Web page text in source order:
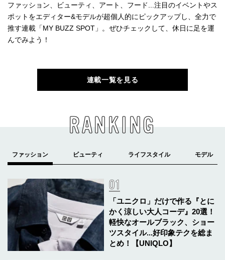
ファッション、ビューティ、アート、フード...注目のイベントやス
ポットをエディター&モデルが超個人的にピックアップし、全力で
推す連載「MY BUZZ SPOT」。ぜひチェックして、休日に足を運
んでみよう！
連載一覧を見る
RANKING
「ユニクロ」だけで作る『とに
かく涼しい大人コーデ』20選！
軽快なオールブラック、ショー
ツスタイル...好印象テクを総ま
とめ！【UNIQLO】